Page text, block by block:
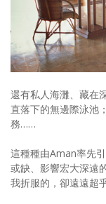
還有私人海灘、藏在
直落下的無邊際泳池
務……
這種種由Aman率先
或缺、影響宏大深遠
我折服的，卻遠遠超